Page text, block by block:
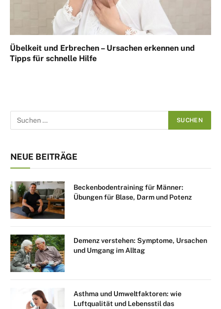
Übelkeit und Erbrechen – Ursachen erkennen und
Tipps für schnelle Hilfe
NEUE BEITRÄGE
Beckenbodentraining für Männer:
Übungen für Blase, Darm und Potenz
Demenz verstehen: Symptome, Ursachen
und Umgang im Alltag
Asthma und Umweltfaktoren: wie
Luftqualität und Lebensstil das